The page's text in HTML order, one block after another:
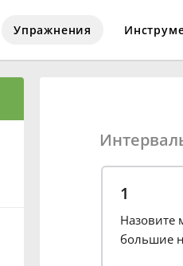
Упражнения
1
Назовите
большие